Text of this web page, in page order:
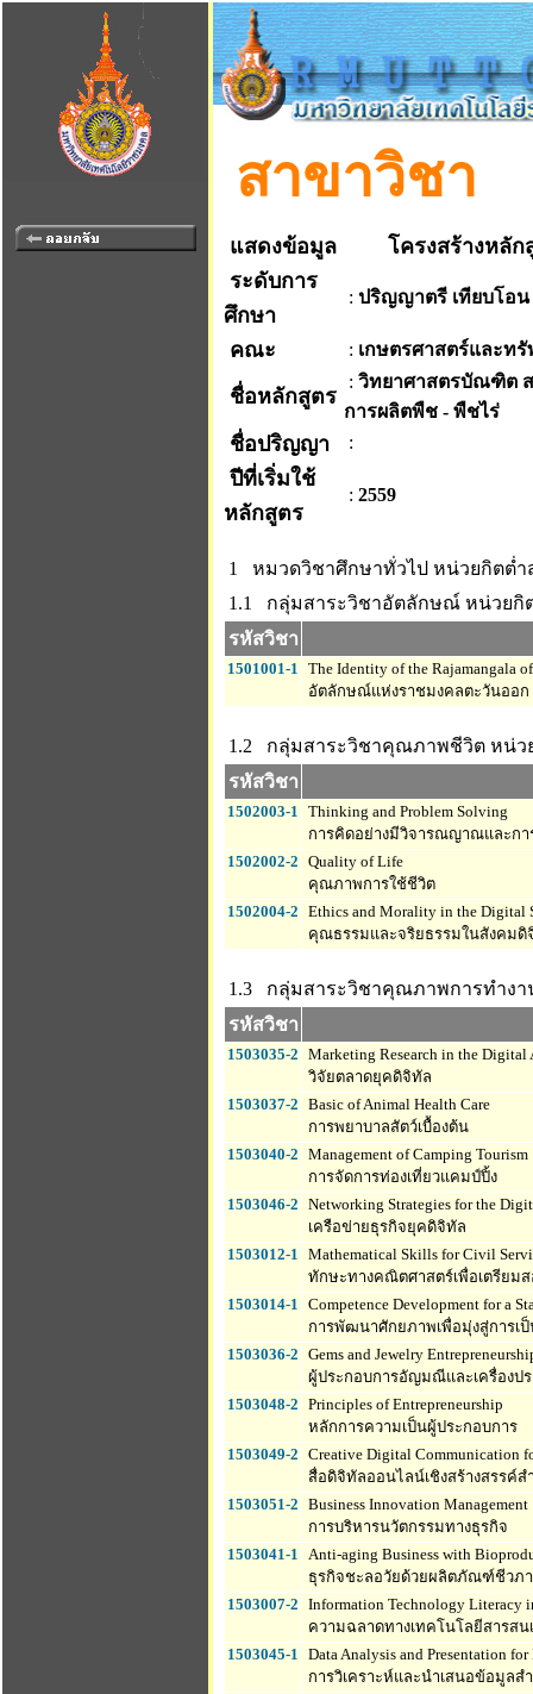
สาขาวิชา
แสดงข้อมูล
โครงสร้างหลัก
ระดับการ
ศึกษา
: ปริญญาตรี เทียบโอน
คณะ : เกษตรศาสตร์และท
ชื่อหลักสูตร
: วิทยาศาสตรบัณฑิต
การผลิตพืช - พืชไร่
ชื่อปริญญา :
ปีที่เริ่มใช้
หลักสูตร
: 2559
1 หมวดวิชาศึกษาทั่วไป หน่วยกิตต่ำ
1.1 กลุ่มสาระวิชาอัตลักษณ์ หน่วยกิ
รหัสวิชา
1501001-1 The Identity of the Rajamangala
อัตลักษณ์แห่งราชมงคลตะวันออก
1.2 กลุ่มสาระวิชาคุณภาพชีวิต หน่ว
รหัสวิชา
1502003-1 Thinking and Problem Solving
การคิดอย่างมีวิจารณญาณและก
1502002-2 Quality of Life
คุณภาพการใช้ชีวิต
1502004-2 Ethics and Morality in the Digital
คุณธรรมและจริยธรรมในสังคมดิ
1.3 กลุ่มสาระวิชาคุณภาพการทำงา
รหัสวิชา
1503035-2 Marketing Research in the Digital
วิจัยตลาดยุคดิจิทัล
1503037-2 Basic of Animal Health Care
การพยาบาลสัตว์เบื้องต้น
1503040-2 Management of Camping Tourism
การจัดการท่องเที่ยวแคมป์ปิ้ง
1503046-2 Networking Strategies for the
เครือข่ายธุรกิจยุคดิจิทัล
1503012-1 Mathematical Skills for Civil
ทักษะทางคณิตศาสตร์เพื่อเตรียม
1503014-1 Competence Development for a
การพัฒนาศักยภาพเพื่อมุ่งสู่การเ
1503036-2 Gems and Jewelry
ผู้ประกอบการอัญมณีและเครื่องป
1503048-2 Principles of Entrepreneurship
หลักการความเป็นผู้ประกอบการ
1503049-2 Creative Digital Communication
สื่อดิจิทัลออนไลน์เชิงสร้างสรรค์ส
1503051-2 Business Innovation Management
การบริหารนวัตกรรมทางธุรกิจ
1503041-1 Anti-aging Business with
ธุรกิจชะลอวัยด้วยผลิตภัณฑ์ชีวภ
1503007-2 Information Technology Literacy
ความฉลาดทางเทคโนโลยีสารส
1503045-1 Data Analysis and Presentation for
การวิเคราะห์และนําเสนอข้อมูลสํ